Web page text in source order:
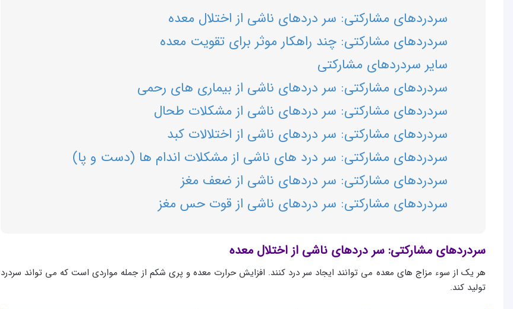
سردردهای مشارکتی: سر دردهای ناشی از اختلال معده
سردردهای مشارکتی: چند راهکار موثر برای تقویت معده
سایر سردردهای مشارکتی
سردردهای مشارکتی: سر دردهای ناشی از بیماری های رحمی
سردردهای مشارکتی: سر دردهای ناشی از مشکلات طحال
سردردهای مشارکتی: سر دردهای ناشی از اختلالات کبد
سردردهای مشارکتی: سر درد های ناشی از مشکلات اندام ها (دست و پا)
سردردهای مشارکتی: سر دردهای ناشی از ضعف مغز
سردردهای مشارکتی: سر دردهای ناشی از قوت حس مغز
سردردهای مشارکتی: سر دردهای ناشی از اختلال معده
هر یک از سوء مزاج های معده می توانند ایجاد سر درد کنند. افزایش حرارت معده و پری شکم از جمله مواردی است که می تواند سردرد
تولید کند.